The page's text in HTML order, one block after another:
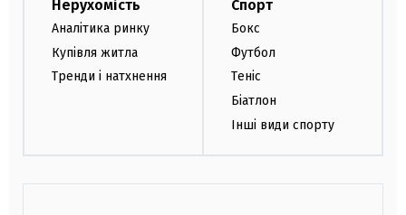
Нерухомість
Аналітика ринку
Купівля житла
Тренди і натхнення
Спорт
Бокс
Футбол
Теніс
Біатлон
Інші види спорту